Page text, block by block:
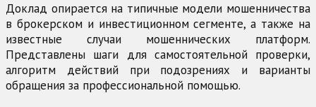
Доклад опирается на типичные модели мошенничества
в брокерском и инвестиционном сегменте, а также на
известные случаи мошеннических платформ.
Представлены шаги для самостоятельной проверки,
алгоритм действий при подозрениях и варианты
обращения за профессиональной помощью.